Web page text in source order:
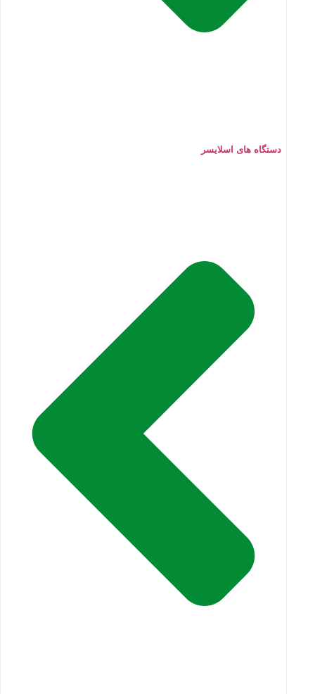
دستگاه های اسلایسر